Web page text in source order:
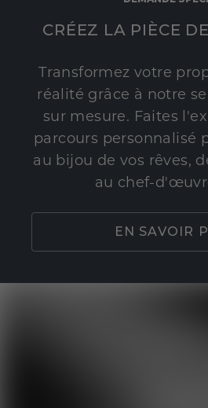
CRÉEZ LA PIÈCE
Transformez votre
réalité grâce à notre
sur mesure. Faites
parcours personnalisé
au bijou de vos rêves,
au chef-
EN SAVOIR